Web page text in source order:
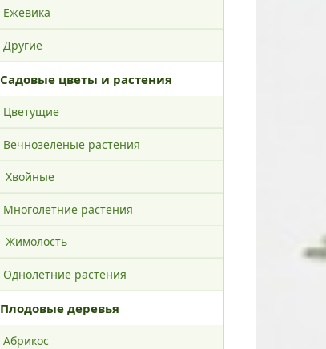
Ежевика
Другие
Садовые цветы и растения
Цветущие
Вечнозеленые растения
Хвойные
Многолетние растения
Жимолость
Однолетние растения
Плодовые деревья
Абрикос